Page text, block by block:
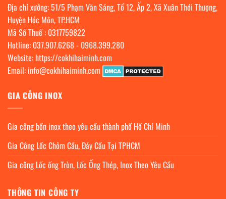
Địa chỉ xưởng: 51/5 Phạm Văn Sáng, Tổ 12, Ấp 2, Xã Xuân Thới Thượng,
Huyện Hóc Môn, TP.HCM
Mã Số Thuế : 0317759822
Hotline: 037.907.6268- 0968.399.280
Website: https://cokhihaiminh.com
Email: info@cokhihaiminh.com
GIA CÔNG INOX
Gia công bồn inox theo yêu cầu thành phố Hồ Chí Minh
Gia Công Lốc Chỏm Cầu, Đáy Cầu Tại TPHCM
Gia công Lốc ống Tròn, Lốc Ống Thép, Inox Theo Yêu Cầu
THÔNG TIN CÔNG TY